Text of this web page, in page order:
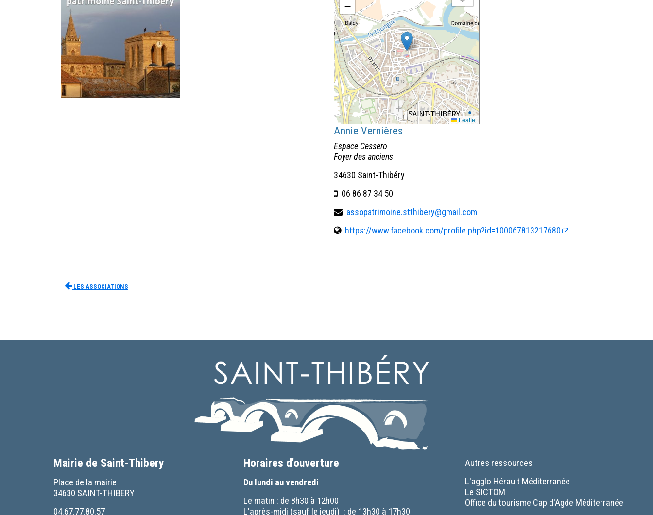
−
Leaflet
Annie Vernières
Espace Cessero
Foyer des anciens
34630 Saint-Thibéry
06 86 87 34 50
assopatrimoine.stthibery@gmail.com
https://www.facebook.com/profile.php?id=100067813217680
Les associations
Mairie de Saint-Thibery
Place de la mairie
34630 SAINT-THIBERY
04.67.77.80.57
Horaires d'ouverture
Du lundi au vendredi
Le matin : de 8h30 à 12h00
L'après-midi (sauf le jeudi) : de 13h30 à 17h30
Autres ressources
L'agglo Hérault Méditerranée
Le SICTOM
Office du tourisme Cap d'Agde Méditerranée